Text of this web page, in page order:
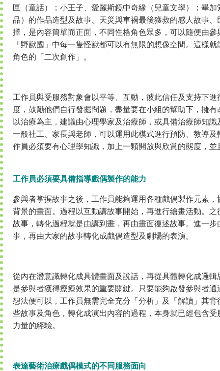
匣（童話）；小王子、愛麗斯鏡中奇緣（兒童文學）；畢
品）的作品造型及故事、天災與車禍最後獲救的感人故事
擇，是內容簡單而正面，不同性格角色眾多，可以隨便由
「野獸國」中每一隻怪獸都可以有無限的想像空間。這樣
角色的「二次創作」。
工作員與受服務對象會以平等、互動，彼此信任及支持下
度，鼓勵他們自行發掘問題，盡量要在小組的幫助下，擁
以治療為主，建議由心理學家及治療師，或具備治療師知
一般社工、家長與老師，可以運用此模式進行預防、教導
作員必須要有心理學知識，加上一顆開放與欣賞的態度，
工作員必須要具備指導戲偶製作的能力
參與者掌握故事之後，工作員能夠運用各種戲偶製作元素
背景的畫面。過程以互動講故事開始，再進行繪畫活動。
故事，轉化過程就是由講到畫，再由畫面復述故事。進一
事，再由大家的故事轉化成戲偶造型及劇場的表演。
從內在潛意識轉化成具體畫面及說話，再從具體轉化成邏
是參與者獲得療癒效果的重要關鍵。只要能夠啟發參與者
想法便可以，工作員無需完全充分「分析」及「解讀」其
些故事及角色，轉化成演出內容的過程，本身就已經包含
力量的經驗。
表達藝術治療戲偶模式的不同服務面向